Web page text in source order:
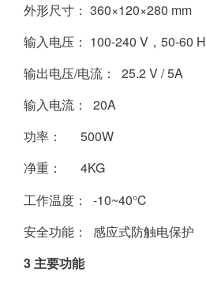
外形尺寸： 360×120×280 mm
输入电压： 100-240 V，50-60
输出电压/电流： 25.2 V / 5A
输入电流： 20A
功率： 500W
净重： 4KG
工作温度： -10~40℃
安全功能： 感应式防触电保
3 主要功能